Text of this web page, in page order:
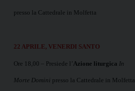
presso la Cattedrale in Molfetta
22 APRILE, VENERDI SANTO
Ore 18,00 – Presiede l’Azione liturgica In
Morte Domini presso la Cattedrale in Molfetta